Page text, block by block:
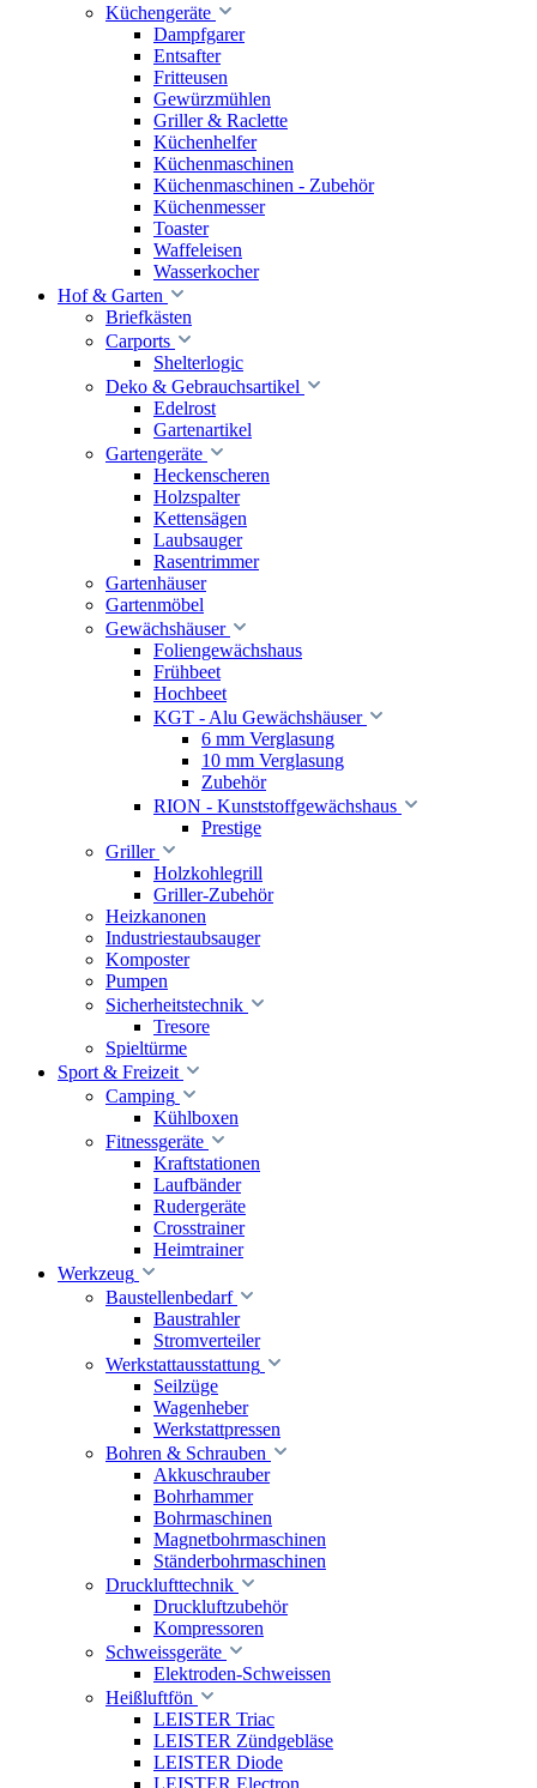
Küchengeräte
Dampfgarer
Entsafter
Fritteusen
Gewürzmühlen
Griller & Raclette
Küchenhelfer
Küchenmaschinen
Küchenmaschinen - Zubehör
Küchenmesser
Toaster
Waffeleisen
Wasserkocher
Hof & Garten
Briefkästen
Carports
Shelterlogic
Deko & Gebrauchsartikel
Edelrost
Gartenartikel
Gartengeräte
Heckenscheren
Holzspalter
Kettensägen
Laubsauger
Rasentrimmer
Gartenhäuser
Gartenmöbel
Gewächshäuser
Foliengewächshaus
Frühbeet
Hochbeet
KGT - Alu Gewächshäuser
6 mm Verglasung
10 mm Verglasung
Zubehör
RION - Kunststoffgewächshaus
Prestige
Griller
Holzkohlegrill
Griller-Zubehör
Heizkanonen
Industriestaubsauger
Komposter
Pumpen
Sicherheitstechnik
Tresore
Spieltürme
Sport & Freizeit
Camping
Kühlboxen
Fitnessgeräte
Kraftstationen
Laufbänder
Rudergeräte
Crosstrainer
Heimtrainer
Werkzeug
Baustellenbedarf
Baustrahler
Stromverteiler
Werkstattausstattung
Seilzüge
Wagenheber
Werkstattpressen
Bohren & Schrauben
Akkuschrauber
Bohrhammer
Bohrmaschinen
Magnetbohrmaschinen
Ständerbohrmaschinen
Drucklufttechnik
Druckluftzubehör
Kompressoren
Schweissgeräte
Elektroden-Schweissen
Heißluftfön
LEISTER Triac
LEISTER Zündgebläse
LEISTER Diode
LEISTER Electron